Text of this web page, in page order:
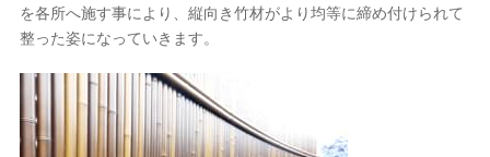
を各所へ施す事により、縦向き竹材がより均等に締め付けられて
整った姿になっていきます。